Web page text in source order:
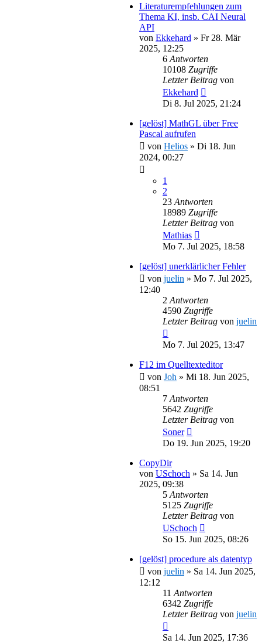
Literaturempfehlungen zum
Thema KI, insb. CAI Neural
API
von Ekkehard » Fr 28. Mär
2025, 12:25
6 Antworten
10108 Zugriffe
Letzter Beitrag von
Ekkehard
Di 8. Jul 2025, 21:24
[gelöst] MathGL über Free
Pascal aufrufen
von Helios » Di 18. Jun
2024, 00:27
1
2
23 Antworten
18989 Zugriffe
Letzter Beitrag von
Mathias
Mo 7. Jul 2025, 18:58
[gelöst] unerklärlicher Fehler
von juelin » Mo 7. Jul 2025,
12:40
2 Antworten
4590 Zugriffe
Letzter Beitrag von juelin
Mo 7. Jul 2025, 13:47
F12 im Quelltexteditor
von Joh » Mi 18. Jun 2025,
08:51
7 Antworten
5642 Zugriffe
Letzter Beitrag von
Soner
Do 19. Jun 2025, 19:20
CopyDir
von USchoch » Sa 14. Jun
2025, 09:38
5 Antworten
5125 Zugriffe
Letzter Beitrag von
USchoch
So 15. Jun 2025, 08:26
[gelöst] procedure als datentyp
von juelin » Sa 14. Jun 2025,
12:12
11 Antworten
6342 Zugriffe
Letzter Beitrag von juelin
Sa 14. Jun 2025, 17:36